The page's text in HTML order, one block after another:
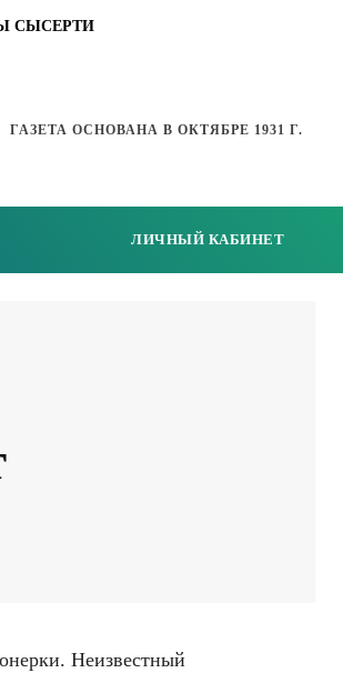
СЫСЕРТИ
ГАЗЕТА ОСНОВАНА В ОКТЯБРЕ 1931 Г.
ЛИЧНЫЙ КАБИНЕТ
Неизвестный